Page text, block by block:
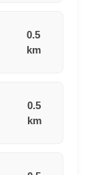
0.5
km
0.5
km